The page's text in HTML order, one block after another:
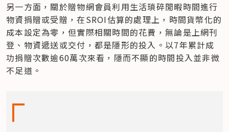
另一方面，關於贈物網會員利用生活瑣碎閒暇時間進行
物資捐贈或受贈，在SROI估算的處理上，時間貨幣化的
成本設定為零，但實際相關時間的花費，無論是上網刊
登、物資遞送或交付，都是隱形的投入。以7年累計成
功捐贈次數逾60萬次來看，隱而不顯的時間投入並非微
不足道。